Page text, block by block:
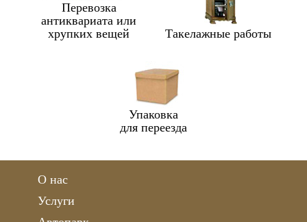
Перевозка
антиквариата или
хрупких вещей
Такелажные работы
Упаковка
для переезда
О нас
Услуги